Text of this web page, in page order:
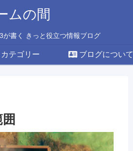
ムの間
が書く きっと役立つ情報ブログ
テゴリー ブログについて